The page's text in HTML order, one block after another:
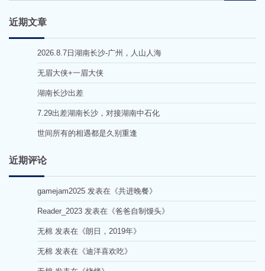
近期文章
2026.8.7日湖南长沙-广州，人山人海
无眉大侠+一眉大侠
湖南长沙出差
7.29出差湖南长沙，对接湖南中石化
世间所有的相遇都是久别重逢
近期评论
gamejam2025 发表在《共进晚餐》
Reader_2023 发表在《爸爸自制馒头》
无棉 发表在《朗日，2019年》
无棉 发表在《迪洋喜欢吃》